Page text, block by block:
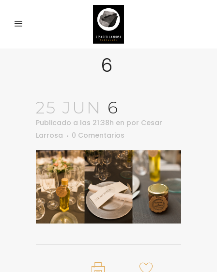
6
25 JUN 6
Publicado a las 21:38h en por Cesar
Larrosa
0 Comentarios